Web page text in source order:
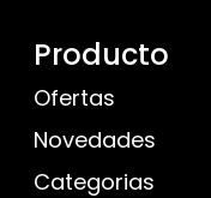
Producto
Ofertas
Novedades
Categorias